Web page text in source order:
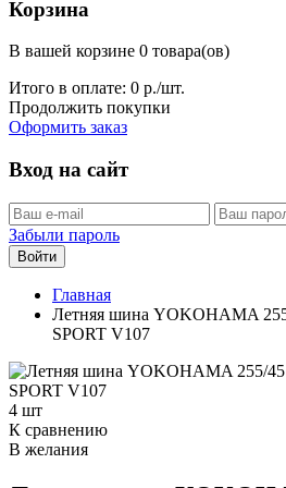
Корзина
В вашей корзине 0 товара(ов)
Итого в оплате: 0 р./шт.
Продолжить покупки
Оформить заказ
Вход на сайт
Забыли пароль
Войти
Главная
Летняя шина YOKOHAMA
SPORT V107
4 шт
К сравнению
В желания